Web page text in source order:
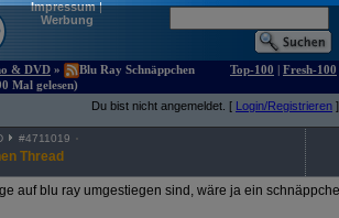
Impressum|
Werbung
& DVD »
Blu Ray Schnäppchen
Mal gelesen)
Top-100 | Fresh-100
Du bist nicht angemeldet. [ Login/Registrieren ]
#4711019
Thread
auf blu ray umgestiegen sind, wäre ja ein